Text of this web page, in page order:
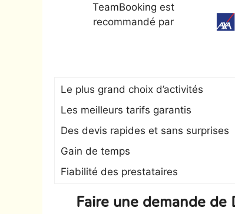
TeamBooking est
recommandé par
Le plus grand choix d’activités
Les meilleurs tarifs garantis
Des devis rapides et sans surprises
Gain de temps
Fiabilité des prestataires
Faire une demande de